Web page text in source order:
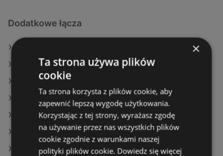
Dodatkowe łącza
Oferty Lidl
Oferty Carrefour
Aktualne gazetki Auchan
Aktualne gazetki Carrefour
Aktualne gazetki Dealz
Aktualne gazetki POLOmarket
×
Ta strona używa plików
cookie
Ta strona korzysta z plików cookie, aby
zapewnić lepszą wygodę użytkowania.
Korzystając z tej strony, wyrażasz zgodę
na używanie przez nas wszystkich plików
cookie zgodnie z warunkami naszej
polityki plików cookie. Dowiedz się więcej